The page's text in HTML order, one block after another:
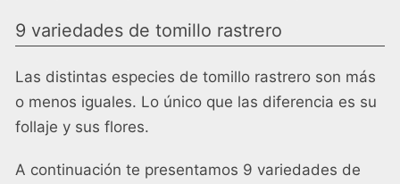
9 variedades de tomillo rastrero
Las distintas especies de tomillo rastrero son más
o menos iguales. Lo único que las diferencia es su
follaje y sus flores.
A continuación te presentamos 9 variedades de